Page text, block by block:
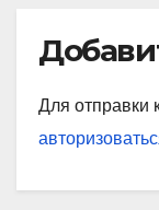
Для отправки